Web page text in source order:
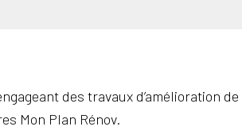
des travaux d’amélioration
Mon Plan Rénov.